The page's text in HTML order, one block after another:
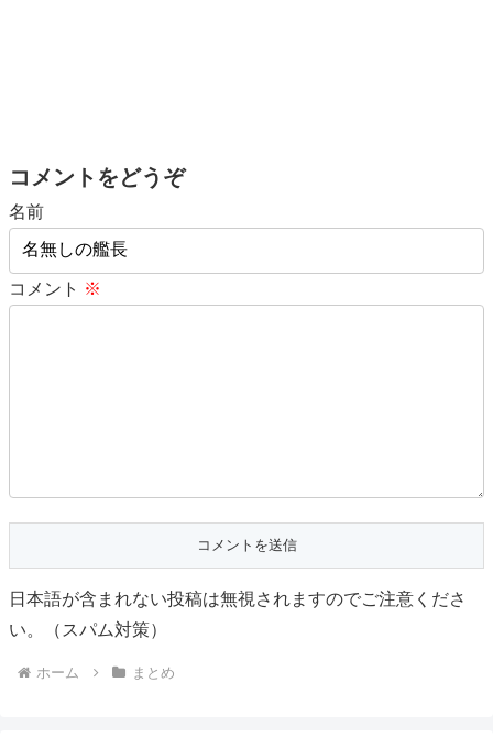
コメントをどうぞ
名前
コメント ※
日本語が含まれない投稿は無視されますのでご注意くださ
い。（スパム対策）
ホーム まとめ